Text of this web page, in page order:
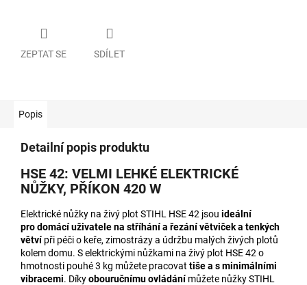
ZEPTAT SE SDÍLET
Popis
Detailní popis produktu
HSE 42: VELMI LEHKÉ ELEKTRICKÉ
NŮŽKY, PŘÍKON 420 W
Elektrické nůžky na živý plot STIHL HSE 42 jsou ideální
prodomácí uživatele na stříhání a řezánívětviček a tenkých
větví při péči o keře, zimostrázy a údržbu malých živých plotů
kolem domu. S elektrickými nůžkami na živý plot HSE 42 o
hmotnosti pouhé 3 kg můžete pracovat tiše a s minimálními
vibracemi. Díkyobouručnímu ovládání můžete nůžky STIHL